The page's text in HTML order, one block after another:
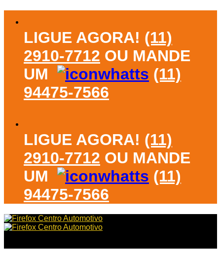
contentLIGUE AGORA! (11)
2910-7712 OU MANDE
UM
(11)
94475-7566
LIGUE AGORA! (11)
2910-7712 OU MANDE
UM
(11)
94475-7566